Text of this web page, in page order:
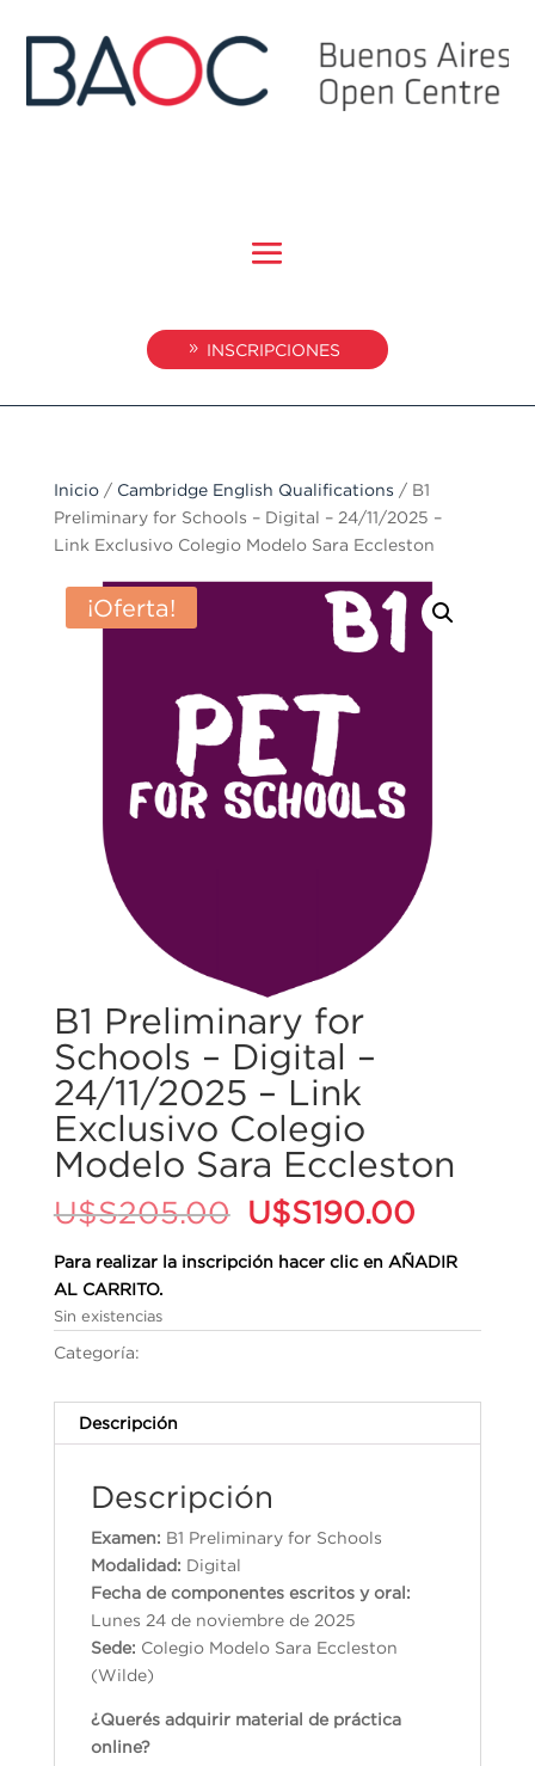
INSCRIPCIONES
Inicio/ Cambridge English Qualifications / B1
Preliminary for Schools – Digital – 24/11/2025 –
Link Exclusivo Colegio Modelo Sara Eccleston
¡Oferta!
B1 Preliminary for
Schools – Digital –
24/11/2025 – Link
Exclusivo Colegio
Modelo Sara Eccleston
U$S205.00 El
precio
original
U$S190.00El
actual
Para realizar la inscripción hacer clic en AÑADIR
AL CARRITO.
Sin existencias
Categoría:
Descripción
Descripción
Examen: B1 Preliminary for Schools
Modalidad: Digital
Fecha de componentes escritos y oral:
Lunes 24 de noviembre de 2025
Sede: Colegio Modelo Sara Eccleston
(Wilde)
¿Querés adquirir material de práctica
online?